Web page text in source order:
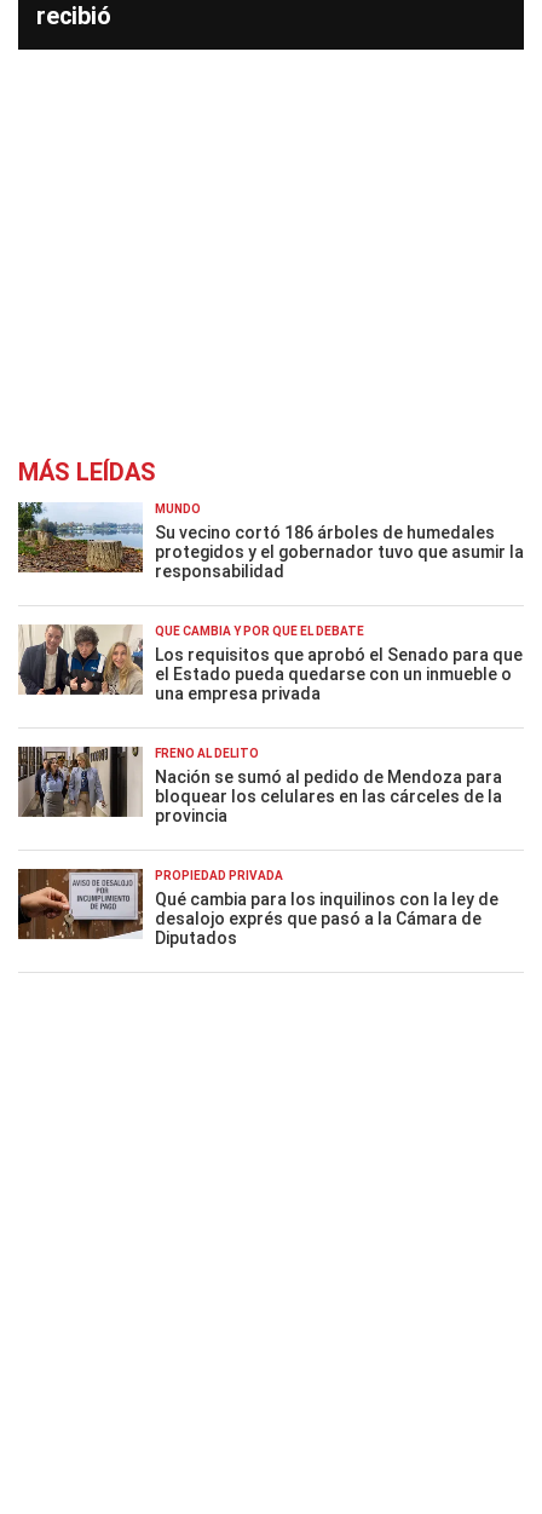
recibió
MÁS LEÍDAS
MUNDO
Su vecino cortó 186 árboles de humedales
protegidos y el gobernador tuvo que asumir la
responsabilidad
QUÉ CAMBIA Y POR QUÉ EL DEBATE
Los requisitos que aprobó el Senado para que
el Estado pueda quedarse con un inmueble o
una empresa privada
FRENO AL DELITO
Nación se sumó al pedido de Mendoza para
bloquear los celulares en las cárceles de la
provincia
PROPIEDAD PRIVADA
Qué cambia para los inquilinos con la ley de
desalojo exprés que pasó a la Cámara de
Diputados